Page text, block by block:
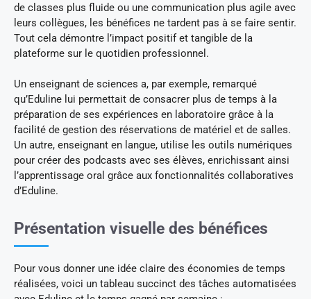
de classes plus fluide ou une communication plus agile avec
leurs collègues, les bénéfices ne tardent pas à se faire sentir.
Tout cela démontre l’impact positif et tangible de la
plateforme sur le quotidien professionnel.
Un enseignant de sciences a, par exemple, remarqué
qu’Eduline lui permettait de consacrer plus de temps à la
préparation de ses expériences en laboratoire grâce à la
facilité de gestion des réservations de matériel et de salles.
Un autre, enseignant en langue, utilise les outils numériques
pour créer des podcasts avec ses élèves, enrichissant ainsi
l’apprentissage oral grâce aux fonctionnalités collaboratives
d’Eduline.
Présentation visuelle des bénéfices
Pour vous donner une idée claire des économies de temps
réalisées, voici un tableau succinct des tâches automatisées